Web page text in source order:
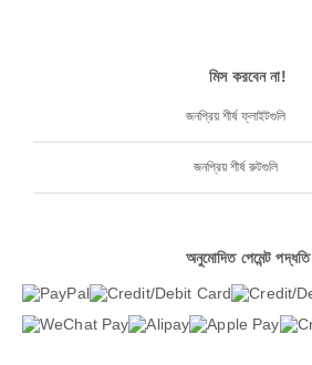
মিস করবেন না!
জনপ্রিয় শীর্ষ ফ্লাইটগুলি
জনপ্রিয় শীর্ষ রুটগুলি
অনুমোদিত পেমেন্ট পদ্ধতি